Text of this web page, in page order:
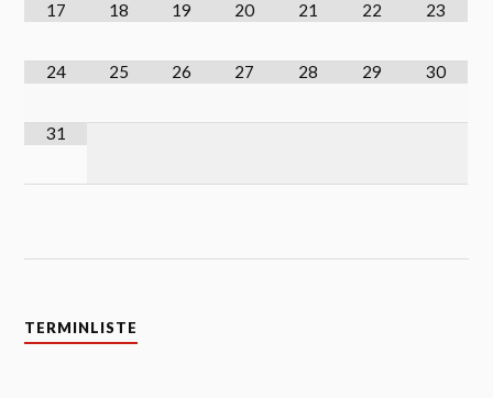
17 18 19 20 21 22 23
24 25 26 27 28 29 30
31
TERMINLISTE